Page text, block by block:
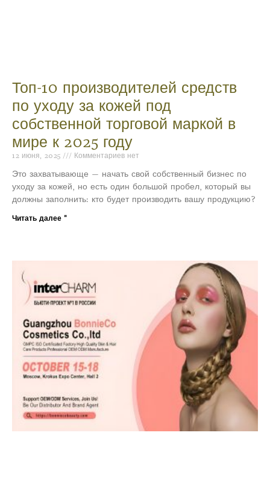
Топ-10 производителей средств
по уходу за кожей под
собственной торговой маркой в
мире к 2025 году
12 июня, 2025 Комментариев нет
Это захватывающе — начать свой собственный бизнес по
уходу за кожей, но есть один большой пробел, который вы
должны заполнить: кто будет производить вашу продукцию?
Читать далее "